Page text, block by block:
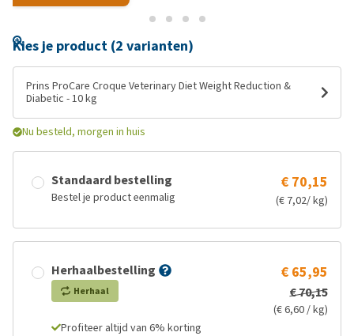
Kies je product (2 varianten)
Prins ProCare Croque Veterinary Diet Weight Reduction &
Diabetic - 10 kg
Nu besteld, morgen in huis
Standaard bestelling
Bestel je product eenmalig
€ 70,15
(€ 7,02/ kg)
Herhaalbestelling
Herhaal
€ 65,95
€ 70,15
(€ 6,60 / kg)
Profiteer altijd van 6% korting